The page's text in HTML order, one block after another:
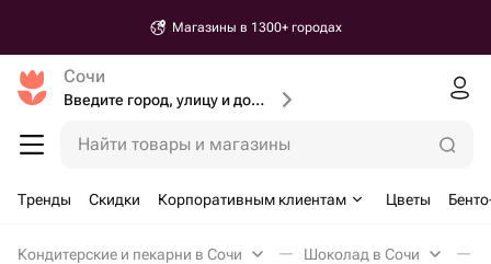
Магазины в 1300+ городах
Сочи
Введите город, улицу и дом доставки
Найти товары и магазины
Тренды Скидки Корпоративным клиентам Цветы
Кондитерские и пекарни в Сочи Шоколад в Сочи